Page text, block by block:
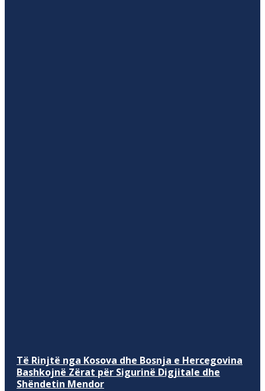
Të Rinjtë nga Kosova dhe Bosnja e Hercegovina
Bashkojnë Zërat për Sigurinë Digjitale dhe
Shëndetin Mendor